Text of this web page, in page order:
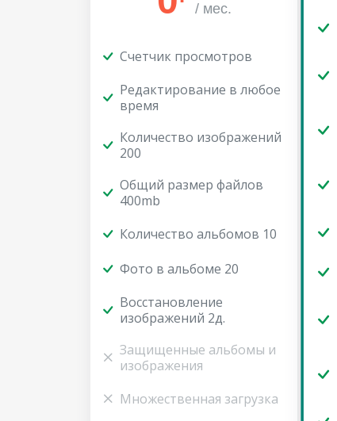
/ мес.
Счетчик просмотров
Редактирование в любое
время
Количество изображений
200
Общий размер файлов
400mb
Количество альбомов 10
Фото в альбоме 20
Восстановление
изображений 2д.
Защищенные альбомы и
изображения
Множественная загрузка